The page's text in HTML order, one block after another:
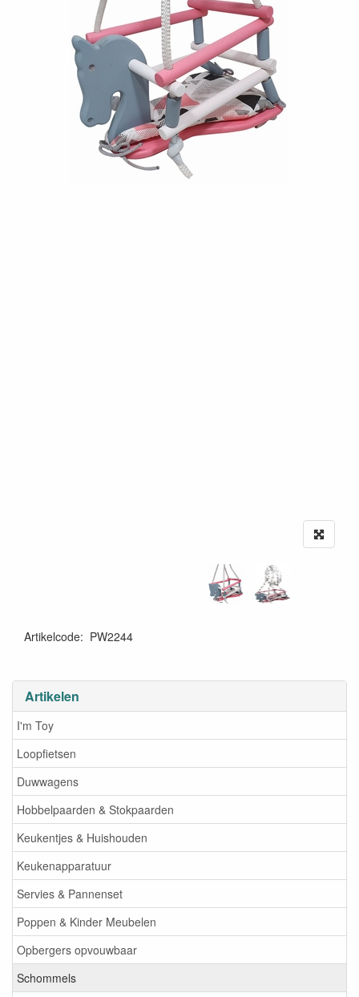
Artikelen
I'm Toy
Loopfietsen
Duwwagens
Hobbelpaarden & Stokpaarden
Keukentjes & Huishouden
Keukenapparatuur
Servies & Pannenset
Poppen & Kinder Meubelen
Opbergers opvouwbaar
Schommels
Artikelcode: PW2244